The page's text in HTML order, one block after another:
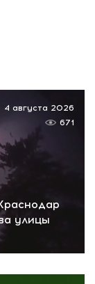
улицы
4 августа 2026
671